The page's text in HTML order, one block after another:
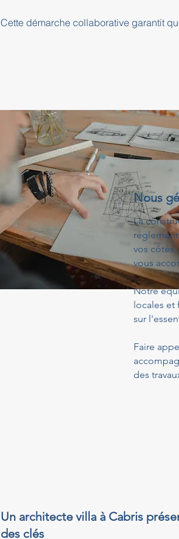
Cette démarche collaborative garantit
Nous
La
vos
vous
Notre
locales et
sur
Faire
des
Un architecte villa à Cabris
des clés